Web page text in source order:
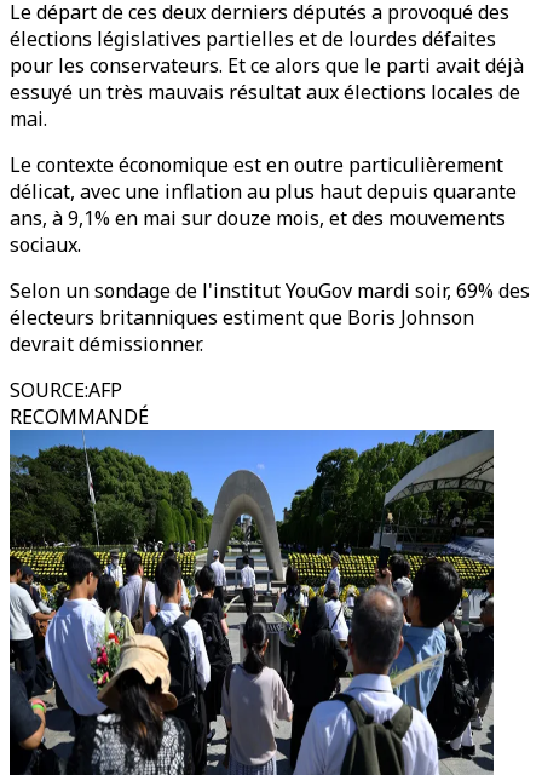
Le départ de ces deux derniers députés a provoqué des
élections législatives partielles et de lourdes défaites
pour les conservateurs. Et ce alors que le parti avait déjà
essuyé un très mauvais résultat aux élections locales de
mai.
Le contexte économique est en outre particulièrement
délicat, avec une inflation au plus haut depuis quarante
ans, à 9,1% en mai sur douze mois, et des mouvements
sociaux.
Selon un sondage de l'institut YouGov mardi soir, 69% des
électeurs britanniques estiment que Boris Johnson
devrait démissionner.
SOURCE:AFP
RECOMMANDÉ